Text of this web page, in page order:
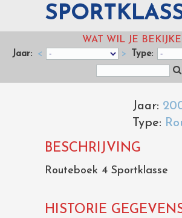
WAT WIL JE
Jaar: < > Type:
Jaar:
Type:
BESCHRIJVING
Routeboek 4 Sportklasse
HISTORIE